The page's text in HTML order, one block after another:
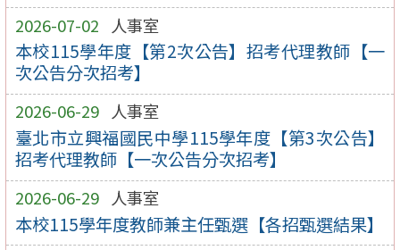
2026-07-02 人事室
本校115學年度【第2次公告】招考代理教師【一
次公告分次招考】
2026-06-29 人事室
臺北市立興福國民中學115學年度【第3次公告】
招考代理教師【一次公告分次招考】
2026-06-29 人事室
本校115學年度教師兼主任甄選【各招甄選結果】